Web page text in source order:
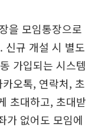
을 모임통장으로
신규 개설 시 별도
가입되는 시스템
오톡, 연락처, 초
초대하고, 초대받
가 없어도 모임에